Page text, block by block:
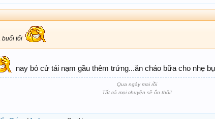
buổi tối
nay bỏ cử tái nạm gầu thêm trứng...ăn cháo bữa cho nhẹ
Qua ngày mai rồi
Tất cả mọi chuyện sẽ ổn thôi!